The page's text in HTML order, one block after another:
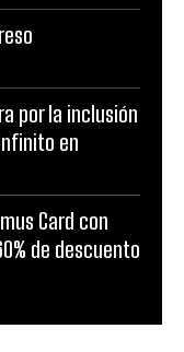
por la inclusión
en
Card con
de descuento